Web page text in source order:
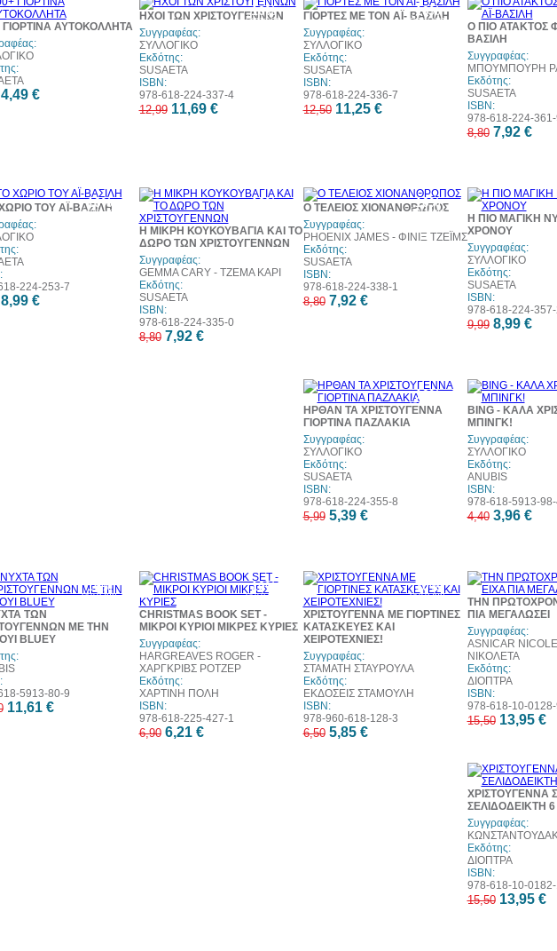
ΓΙΟΡΤΙΝΑ ΑΥΤΟΚΟΛΛΗΤΑ
4,49 €
10%
έκπτωση
ΗΧΟΙ ΤΩΝ ΧΡΙΣΤΟΥΓΕΝΝΩΝ
Συγγραφέας:
ΣΥΛΛΟΓΙΚΟ
Εκδότης:
SUSAETA
ISBN:
978-618-224-337-4
12,99 11,69 €
10%
έκπτωση
ΓΙΟΡΤΕΣ ΜΕ ΤΟΝ ΑΪ- ΒΑΣΙΛΗ
Συγγραφέας:
ΣΥΛΛΟΓΙΚΟ
Εκδότης:
SUSAETA
ISBN:
978-618-224-336-7
12,50 11,25 €
Ο ΠΙΟ ΑΤΑΚΤΟΣ
ΒΑΣΙΛΗ
Συγγραφέας:
ΜΠΟΥΜΠΟΥΡΗ
Εκδότης:
SUSAETA
ISBN:
978-618-224-
8,80 7,92 €
10%
έκπτωση
ΤΟΥ ΑΪ-ΒΑΣΙΛΗ
224-253-7
8,99 €
10%
Η ΜΙΚΡΗ ΚΟΥΚΟΥΒΑΓΙΑ ΚΑΙ ΤΟ
ΔΩΡΟ ΤΩΝ ΧΡΙΣΤΟΥΓΕΝΝΩΝ
Συγγραφέας:
GEMMA CARY - ΤΖΕΜΑ ΚΑΡΙ
Εκδότης:
SUSAETA
ISBN:
978-618-224-335-0
8,80 7,92 €
10%
έκπτωση
Ο ΤΕΛΕΙΟΣ ΧΙΟΝΑΝΘΡΩΠΟΣ
Συγγραφέας:
PHOENIX JAMES - ΦΙΝΙΞ ΤΖΕΪΜΣ
Εκδότης:
SUSAETA
ISBN:
978-618-224-338-1
8,80 7,92 €
Η ΠΙΟ ΜΑΓΙΚΗ
ΧΡΟΝΟΥ
Συγγραφέας:
ΣΥΛΛΟΓΙΚΟ
Εκδότης:
SUSAETA
ISBN:
978-618-224-
9,99 8,99 €
10%
έκπτωση
ΗΡΘΑΝ ΤΑ ΧΡΙΣΤΟΥΓΕΝΝΑ
ΓΙΟΡΤΙΝΑ ΠΑΖΛΑΚΙΑ
Συγγραφέας:
ΣΥΛΛΟΓΙΚΟ
Εκδότης:
SUSAETA
ISBN:
978-618-224-355-8
5,99 5,39 €
BING - ΚΑΛΑ
ΜΠΙΝΓΚ!
Συγγραφέας:
ΣΥΛΛΟΓΙΚΟ
Εκδότης:
ANUBIS
ISBN:
978-618-5913-
4,40 3,96 €
10%
έκπτωση
ΤΩΝ
ΜΕ ΤΗΝ
BLUEY
5913-80-9
11,61 €
10%
έκπτωση
CHRISTMAS BOOK SET -
ΜΙΚΡΟΙ ΚΥΡΙΟΙ ΜΙΚΡΕΣ ΚΥΡΙΕΣ
Συγγραφέας:
HARGREAVES ROGER -
ΧΑΡΓΚΡΙΒΣ ΡΟΤΖΕΡ
Εκδότης:
ΧΑΡΤΙΝΗ ΠΟΛΗ
ISBN:
978-618-225-427-1
6,90 6,21 €
10%
έκπτωση
ΧΡΙΣΤΟΥΓΕΝΝΑ ΜΕ ΓΙΟΡΤΙΝΕΣ
ΚΑΤΑΣΚΕΥΕΣ ΚΑΙ
ΧΕΙΡΟΤΕΧΝΙΕΣ!
Συγγραφέας:
ΣΤΑΜΑΤΗ ΣΤΑΥΡΟΥΛΑ
Εκδότης:
ΕΚΔΟΣΕΙΣ ΣΤΑΜΟΥΛΗ
ISBN:
978-960-618-128-3
6,50 5,85 €
ΤΗΝ
ΠΙΑ ΜΕΓΑΛΩΣΕΙ
Συγγραφέας:
ASNICAR
ΝΙΚΟΛΕΤΑ
Εκδότης:
ΔΙΟΠΤΡΑ
ISBN:
978-618-10-
15,50 13,95 €
ΧΡΙΣΤΟΥΓΕΝΝΑ
ΣΕΛΙΔΟΔΕΙΚΤΗ 6
Συγγραφέας:
Εκδότης:
ΔΙΟΠΤΡΑ
ISBN:
978-618-10-
15,50 13,95 €